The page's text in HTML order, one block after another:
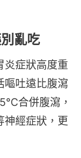
亂吃
炎症狀高度重
嘔吐遠比腹瀉
合併腹瀉，
神經症狀，更